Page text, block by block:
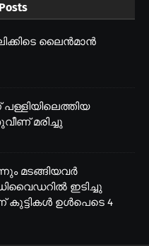
ലൈൻമാൻ
പള്ളിയിലെത്തിയ
മരിച്ചു
മടങ്ങിയവർ
ഇടിച്ചു
കുട്ടികൾ ഉൾപെടെ 4